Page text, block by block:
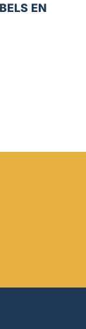
EN